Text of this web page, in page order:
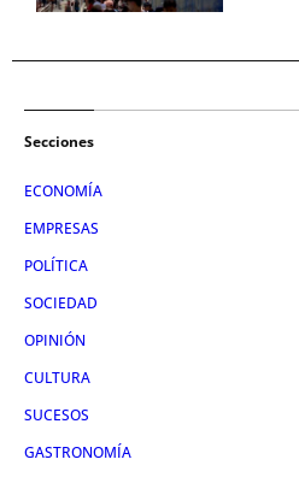
Secciones
ECONOMÍA
EMPRESAS
POLÍTICA
SOCIEDAD
OPINIÓN
CULTURA
SUCESOS
GASTRONOMÍA